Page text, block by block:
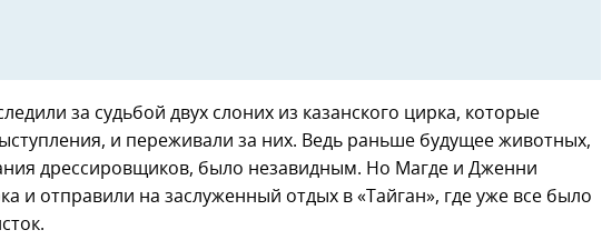
за судьбой двух слоних из казанского цирка, которые
и переживали за них. Ведь раньше будущее животных,
дрессировщиков, было незавидным. Но Магде и Дженни
и отправили на заслуженный отдых в «Тайган», где уже все было